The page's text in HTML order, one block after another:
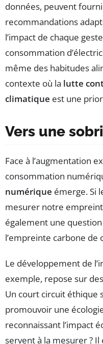
données, peuvent
recommandations
l’impact de chaque
consommation
même des habitudes
contexte où la lutte
climatique est une
Vers une
Face à l’augmentation
consommation
numérique émerge. Si
mesurer notre
également une
l’empreinte carbone de
Le développement de
exemple, repose sur
Un court circuit éthique
promouvoir une
reconnaissant l’impact
servent à la mesurer ?